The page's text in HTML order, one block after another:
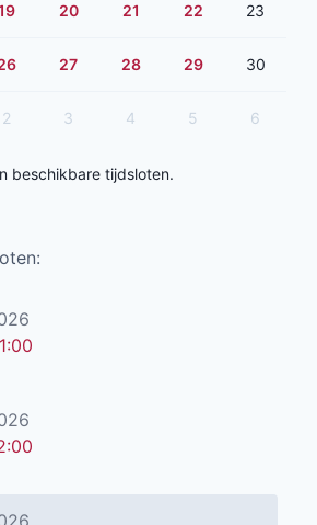
20 21 22 23
27 28 29 30
2 3 4 5 6
beschikbare tijdsloten.